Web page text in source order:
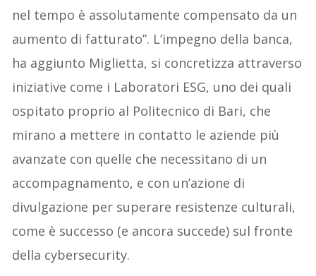
nel tempo è assolutamente compensato da un
aumento di fatturato”. L’impegno della banca,
ha aggiunto Miglietta, si concretizza attraverso
iniziative come i Laboratori ESG, uno dei quali
ospitato proprio al Politecnico di Bari, che
mirano a mettere in contatto le aziende più
avanzate con quelle che necessitano di un
accompagnamento, e con un’azione di
divulgazione per superare resistenze culturali,
come è successo (e ancora succede) sul fronte
della cybersecurity.